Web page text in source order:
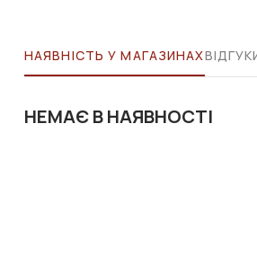
НАЯВНІСТЬ У МАГАЗИНАХ
НЕМАЄ В НАЯВНОСТІ